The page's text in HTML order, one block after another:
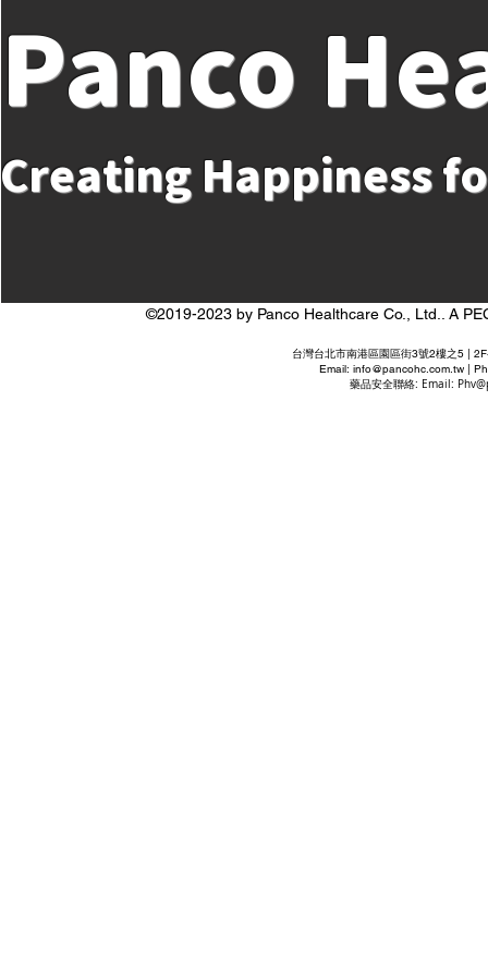
Panco
Creating Happiness
©2019-2023 by Panco Healthcare Co., Ltd.. A
台灣台北市南港區園區街3號2樓之5 |
Email: info@pancohc.com.tw |
藥品安全聯絡: Email: